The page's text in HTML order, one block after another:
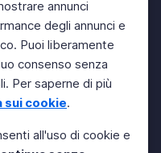
annunci
degli annunci e
Puoi liberamente
consenso senza
Per saperne di più
cookie.
all'uso di cookie e